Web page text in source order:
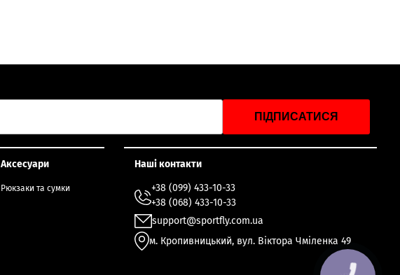
ПІДПИСАТИСЯ
Аксесуари
Рюкзаки та сумки
Наші контакти
+38 (099) 433-10-33
+38 (068) 433-10-33
support@sportfly.com.ua
м. Кропивницький, вул. Віктора Чміленка 49